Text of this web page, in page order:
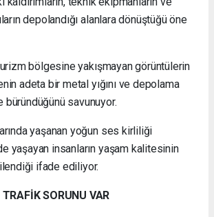
depolandığı alanlara dönüştüğü öne
bölgesine yakışmayan görüntülerin
adeta bir metal yığını ve depolama
büründüğünü savunuyor.
yaşanan yoğun ses kirliliği
yaşayan insanların yaşam kalitesinin
ifade ediliyor.
SORUNU VAR